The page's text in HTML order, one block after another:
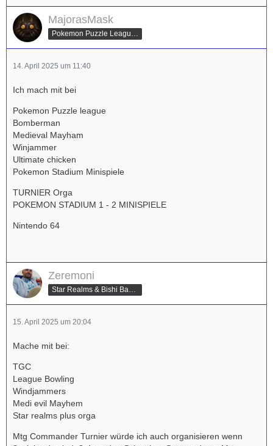
MajorasMask
14. April 2025 um 11:40
Ich mach mit bei
Pokemon Puzzle league
Bomberman
Medieval Mayham
Winjammer
Ultimate chicken
Pokemon Stadium Minispiele
TURNIER Orga
POKEMON STADIUM 1 - 2 MINISPIELE
Nintendo 64
Zeremoni
15. April 2025 um 20:04
Mache mit bei:
TGC
League Bowling
Windjammers
Medi evil Mayhem
Star realms plus orga
Mtg Commander Turnier würde ich auch organisieren wenn